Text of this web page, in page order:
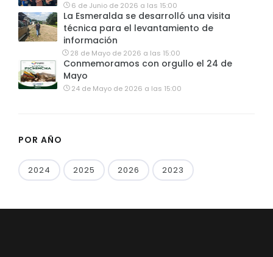
6 de Junio de 2026 a las 15:00
La Esmeralda se desarrolló una visita
técnica para el levantamiento de
información
28 de Mayo de 2026 a las 15:00
Conmemoramos con orgullo el 24 de
Mayo
24 de Mayo de 2026 a las 15:00
POR AÑO
2024 2025 2026 2023